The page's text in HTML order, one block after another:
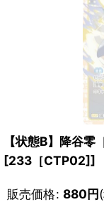
【状態B】降谷
[233［CTP02]]
販売価格: 880円